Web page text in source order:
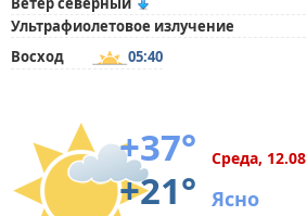
Ультрафиолетовое излучение
Восход
05:40
+37°
+21°
Среда, 12.08
Ясно